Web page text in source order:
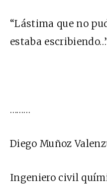
“Lástima que no
estaba
………
Diego Muñoz
Ingeniero civil